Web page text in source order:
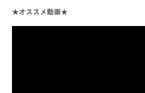
★オススメ動画★